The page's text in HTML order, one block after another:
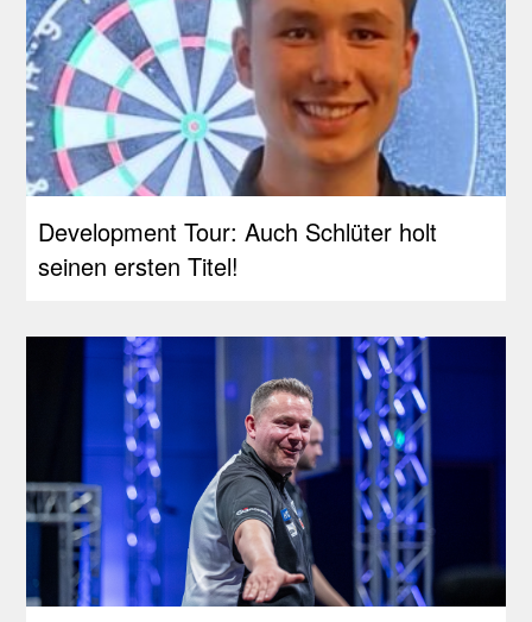
Development Tour: Auch Schlüter holt
seinen ersten Titel!